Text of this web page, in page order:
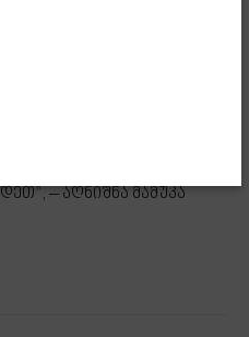
– აღნიშნა მამუკა